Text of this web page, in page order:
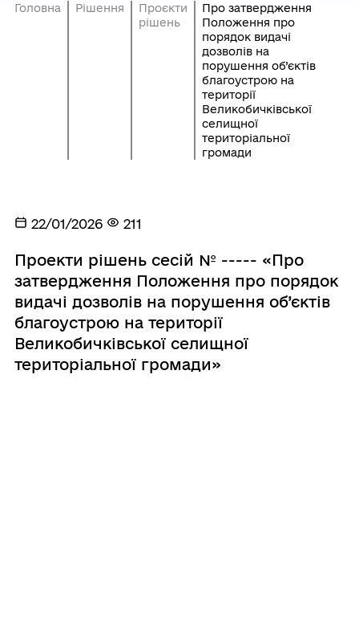
Головна Рішення
Проєкти
рішень
Про затвердження
Положення про
порядок видачі
дозволів на
порушення об’єктів
благоустрою на
території
Великобичківської
селищної
територіальної
громади
22/01/2026 211
Проекти рішень сесій № ----- «Про
затвердження Положення про порядок
видачі дозволів на порушення об’єктів
благоустрою на території
Великобичківської селищної
територіальної громади»